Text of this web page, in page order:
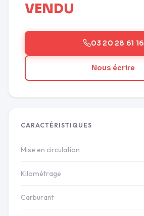
VENDU
03 20 28 61 16
Nous écrire
CARACTÉRISTIQUES
Mise en circulation
Kilométrage
Carburant